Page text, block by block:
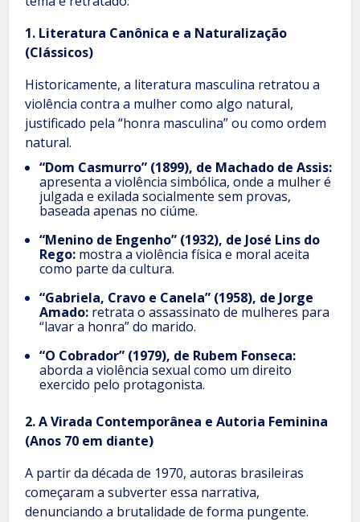
1. Literatura Canônica e a Naturalização
(Clássicos)
Historicamente, a literatura masculina retratou a
violência contra a mulher como algo natural,
justificado pela “honra masculina” ou como ordem
natural.
“Dom Casmurro” (1899), de Machado de Assis:
apresenta a violência simbólica, onde a mulher é
julgada e exilada socialmente sem provas,
baseada apenas no ciúme.
“Menino de Engenho” (1932), de José Lins do
Rego: mostra a violência física e moral aceita
como parte da cultura.
“Gabriela, Cravo e Canela” (1958), de Jorge
Amado: retrata o assassinato de mulheres para
“lavar a honra” do marido.
“O Cobrador” (1979), de Rubem Fonseca:
aborda a violência sexual como um direito
exercido pelo protagonista.
2. A Virada Contemporânea e Autoria Feminina
(Anos 70 em diante)
A partir da década de 1970, autoras brasileiras
começaram a subverter essa narrativa,
denunciando a brutalidade de forma pungente.